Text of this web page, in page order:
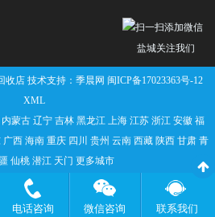
盐城关注我们
收店 技术支持：季晨网闽ICP备17023363号-12
XML
内蒙古 辽宁 吉林 黑龙江 上海 江苏 浙江 安徽 福
广西 海南 重庆 四川 贵州 云南 西藏 陕西 甘肃 青
仙桃 潜江 天门 更多城市
电话咨询 微信咨询 联系我们